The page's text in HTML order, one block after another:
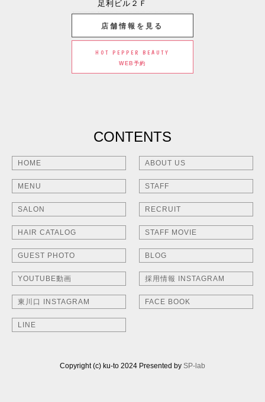
足利ビル２Ｆ
店舗情報を見る
HOT PEPPER BEAUTY
WEB予約
CONTENTS
HOME ABOUT US
MENU STAFF
SALON RECRUIT
HAIR CATALOG STAFF MOVIE
GUEST PHOTO BLOG
YOUTUBE動画 採用情報 INSTAGRAM
東川口 INSTAGRAM FACE BOOK
LINE
Copyright (c) ku-to 2024 Presented by SP-lab